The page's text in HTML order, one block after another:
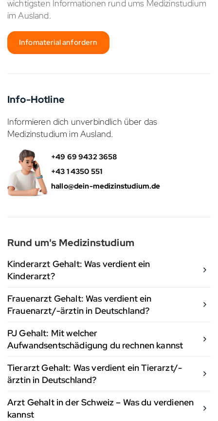
wichtigsten Informationen rund ums Medizinstudium
im Ausland.
Infomaterial anfordern
Info-Hotline
Informieren dich unverbindlich über das
Medizinstudium im Ausland.
+49 69 9432 3658
+43 1 4350 551
hallo@dein-medizinstudium.de
Rund um's Medizinstudium
Kinderarzt Gehalt: Was verdient ein
Kinderarzt?
Frauenarzt Gehalt: Was verdient ein
Frauenarzt/-ärztin in Deutschland?
PJ Gehalt: Mit welcher
Aufwandsentschädigung du rechnen kannst
Tierarzt Gehalt: Was verdient ein Tierarzt/-
ärztin in Deutschland?
Arzt Gehalt in der Schweiz – Was du verdienen
kannst